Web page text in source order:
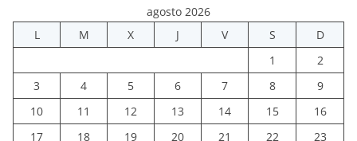
agosto 2026
L
M X J V S
D
1
2
3
4 5 6 7 8
9
10
11 12 13 14 15
16
17
18 19 20 21 22 23